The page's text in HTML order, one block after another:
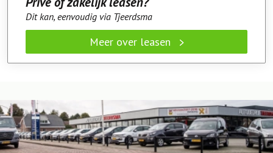
Dit kan, eenvoudig via Tjeerdsma
Meer over leasen